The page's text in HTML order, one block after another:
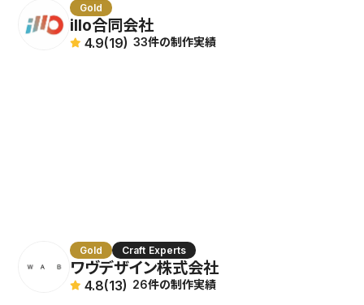
Gold
illo合同会社
4.9(19) 33件の制作実績
Gold Craft Experts
ワヴデザイン株式会社
4.8(13) 26件の制作実績